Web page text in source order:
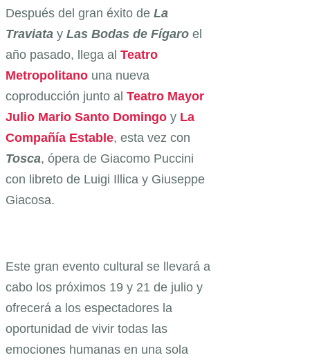
Después del gran éxito de La
Traviata y Las Bodas de Fígaro el
año pasado, llega al Teatro
Metropolitano una nueva
coproducción junto al Teatro Mayor
Julio Mario Santo Domingo y La
Compañía Estable, esta vez con
Tosca, ópera de Giacomo Puccini
con libreto de Luigi Illica y Giuseppe
Giacosa.
Este gran evento cultural se llevará a
cabo los próximos 19 y 21 de julio y
ofrecerá a los espectadores la
oportunidad de vivir todas las
emociones humanas en una sola